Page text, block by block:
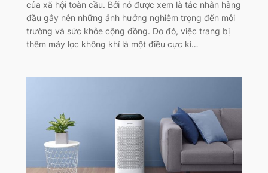
của xã hội toàn cầu. Bởi nó được xem là tác nhân hàng
đầu gây nên những ảnh hưởng nghiêm trọng đến môi
trường và sức khỏe cộng đồng. Do đó, việc trang bị
thêm máy lọc không khí là một điều cực kì…